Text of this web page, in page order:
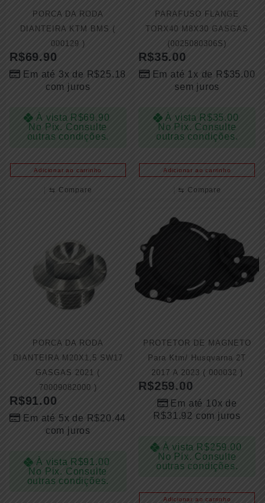
PORCA DA RODA
DIANTEIRA KTM BMS (
000129 )
R$69.90
Em até 3x de R$25.18
com juros
À vista R$69.90
No Pix. Consulte
outras condições.
Adicionar ao carrinho
⇆ Compare
PARAFUSO FLANGE
TORX40 M8X30 GASGAS
(0025080306S)
R$35.00
Em até 1x de R$35.00
sem juros
À vista R$35.00
No Pix. Consulte
outras condições.
Adicionar ao carrinho
⇆ Compare
PORCA DA RODA
DIANTEIRA M20X1,5 SW17
GASGAS 2021 (
70009082000 )
R$91.00
Em até 5x de R$20.44
com juros
À vista R$91.00
No Pix. Consulte
outras condições.
PROTETOR DE MAGNETO
Para Ktm/ Husqvarna 2T
2017 A 2023 ( 000032 )
R$259.00
Em até 10x de
R$31.92 com juros
À vista R$259.00
No Pix. Consulte
outras condições.
Adicionar ao carrinho